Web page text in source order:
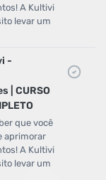
A Kultivi
levar um
-
| CURSO
que você
aprimorar
A Kultivi
levar um